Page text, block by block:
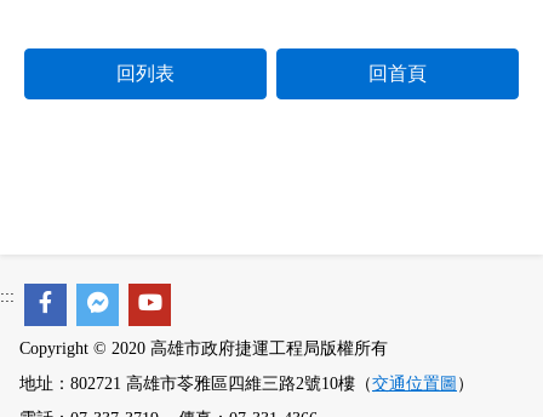
回列表 回首頁
:::
Copyright © 2020 高雄市政府捷運工程局版權所有
地址：802721 高雄市苓雅區四維三路2號10樓（交通位置圖 ）